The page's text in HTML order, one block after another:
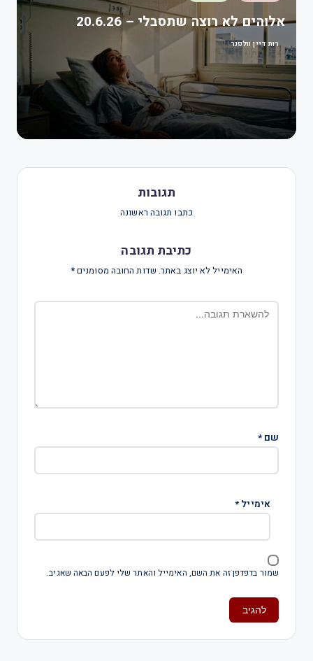
אלוהים לא רוצה שתסבלי – 20.6.26
רות דיין וולפנר
תגובות
כתבו תגובה ראשונה
כתיבת תגובה
האימייל לא יוצג באתר. שדות החובה מסומנים*
שם*
אימייל*
שמור בדפדפן זה את השם, האימייל והאתר שלי לפעם הבאה שאגיב.